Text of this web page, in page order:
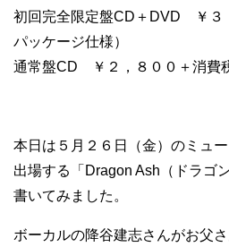
初回完全限定盤CD＋DVD ￥３
パッケージ仕様）
通常盤CD ￥２，８００＋消費
本日は５月２６日（金）のミュ
出場する「Dragon Ash（ドラゴ
書いてみました。
ボーカルの降谷建志さんがお父